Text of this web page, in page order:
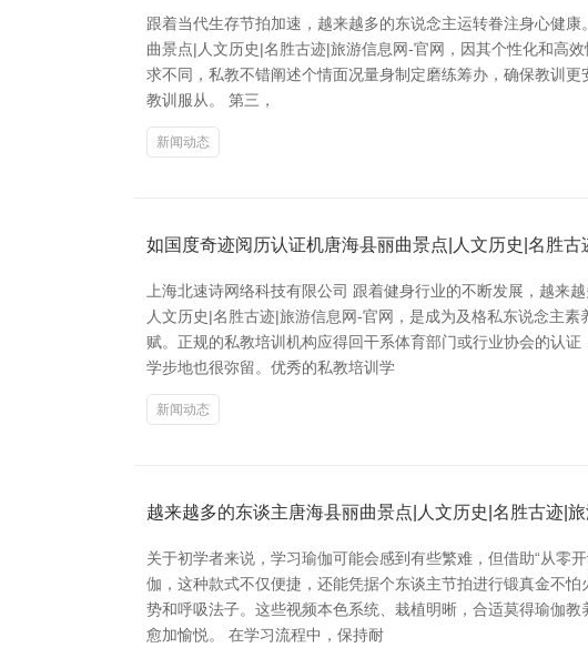
跟着当代生存节拍加速，越来越多的东说念主运转眷注身心健
曲景点|人文历史|名胜古迹|旅游信息网-官网，因其个性化和高
求不同，私教不错阐述个情面况量身制定磨练筹办，确保教训
教训服从。 第三，
新闻动态
如国度奇迹阅历认证机唐海县丽曲景点|人文历史|名胜
上海北速诗网络科技有限公司 跟着健身行业的不断发展，越来
人文历史|名胜古迹|旅游信息网-官网，是成为及格私东说念主
赋。正规的私教培训机构应得回干系体育部门或行业协会的认
学步地也很弥留。优秀的私教培训学
新闻动态
越来越多的东谈主唐海县丽曲景点|人文历史|名胜古迹|
关于初学者来说，学习瑜伽可能会感到有些繁难，但借助“从零
伽，这种款式不仅便捷，还能凭据个东谈主节拍进行锻真金不
势和呼吸法子。这些视频本色系统、栽植明晰，合适莫得瑜伽
愈加愉悦。 在学习流程中，保持耐